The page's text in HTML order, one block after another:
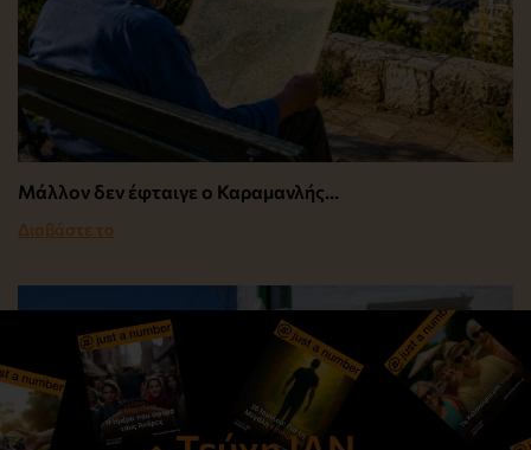
Μάλλον δεν έφταιγε ο Καραμανλής…
Διαβάστε το